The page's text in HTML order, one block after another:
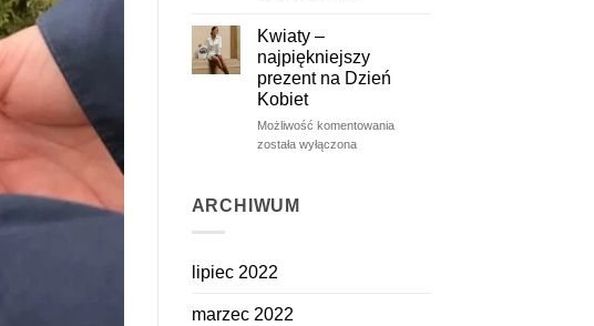
Kwiaty –
najpiękniejszy
prezent na Dzień
Kobiet
Możliwość komentowaniaKwiaty
została wyłączona
ARCHIWUM
lipiec 2022
marzec 2022